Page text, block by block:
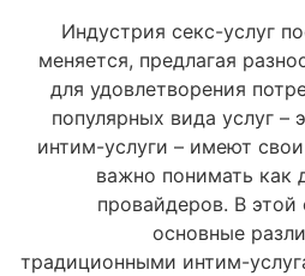
Индустрия секс-услуг
меняется, предлагая
для удовлетворения
популярных вида услуг –
интим-услуги – имеют
важно понимать как
провайдеров. В
основные
традиционными интим-